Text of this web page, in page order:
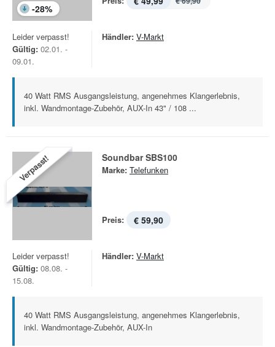
-28%
Leider verpasst!
Gültig: 02.01. -
09.01.
Händler: V-Markt
40 Watt RMS Ausgangsleistung, angenehmes Klangerlebnis,
inkl. Wandmontage-Zubehör, AUX-In 43" / 108 ...
Verpasst! Soundbar SBS100
Marke: Telefunken
Preis: € 59,90
Leider verpasst!
Gültig: 08.08. -
15.08.
Händler: V-Markt
40 Watt RMS Ausgangsleistung, angenehmes Klangerlebnis,
inkl. Wandmontage-Zubehör, AUX-In